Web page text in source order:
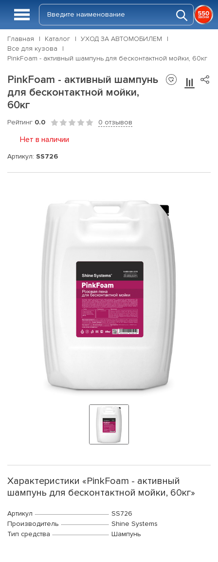
Главная Каталог
УХОД ЗА АВТОМОБИЛЕМ
Все для кузова
PinkFoam - активный шампунь для бесконтактной мойки, 60кг
PinkFoam - активный шампунь
для бесконтактной мойки,
60кг
Рейтинг 0.0 0 отзывов
Нет в наличии
Артикул: SS726
Характеристики «PinkFoam - активный
шампунь для бесконтактной мойки, 60кг»
Артикул
SS726
Производитель
Shine Systems
Тип средства
Шампунь